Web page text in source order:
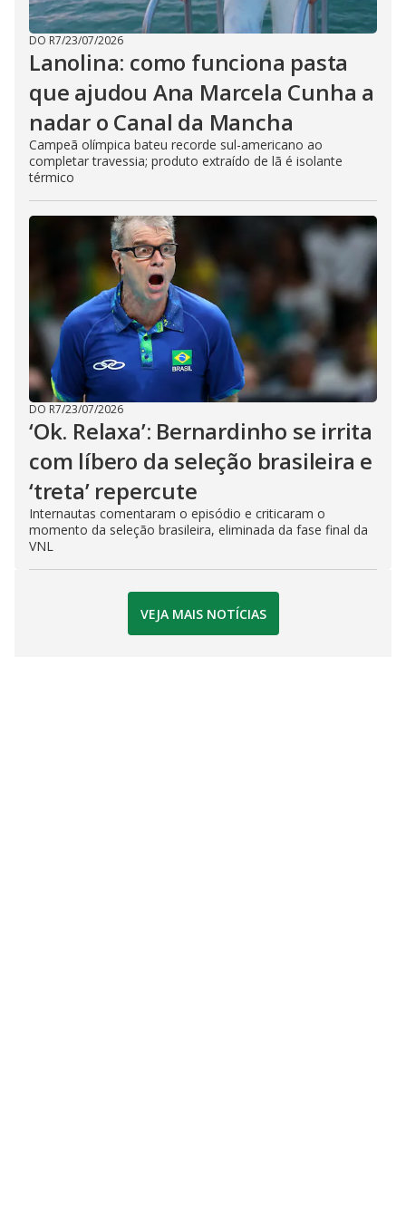
DO R7/23/07/2026
Lanolina: como funciona pasta
que ajudou Ana Marcela Cunha a
nadar o Canal da Mancha
Campeã olímpica bateu recorde sul-americano ao
completar travessia; produto extraído de lã é isolante
térmico
DO R7/23/07/2026
‘Ok. Relaxa’: Bernardinho se irrita
com líbero da seleção brasileira e
‘treta’ repercute
Internautas comentaram o episódio e criticaram o
momento da seleção brasileira, eliminada da fase final da
VNL
VEJA MAIS NOTÍCIAS